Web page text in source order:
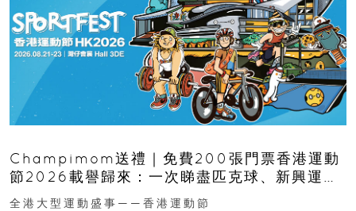
Champimom送禮｜免費200張門票香港運動
節2026載譽歸來：一次睇盡匹克球、新興運
動、街舞比賽＋逾百運動品牌展覽
全港大型運動盛事——香港運動節